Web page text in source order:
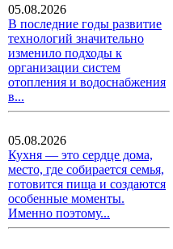
05.08.2026
В последние годы развитие
технологий значительно
изменило подходы к
организации систем
отопления и водоснабжения
в...
05.08.2026
Кухня — это сердце дома,
место, где собирается семья,
готовится пища и создаются
особенные моменты.
Именно поэтому...